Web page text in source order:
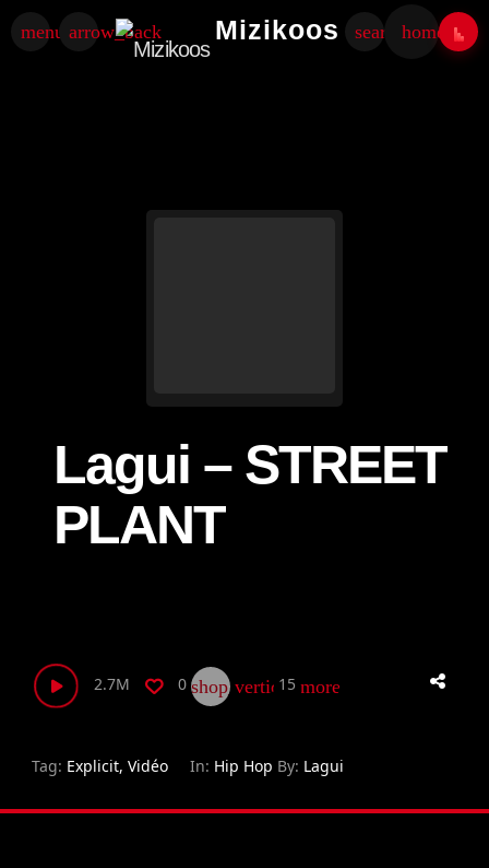
menu arrow_back Mizikoos searchhome
Lagui – STREET
PLANT
2.7M 0 shop_twovertical_align_bottom
15 more_horiz
Tag: Explicit, Vidéo In: Hip Hop By: Lagui